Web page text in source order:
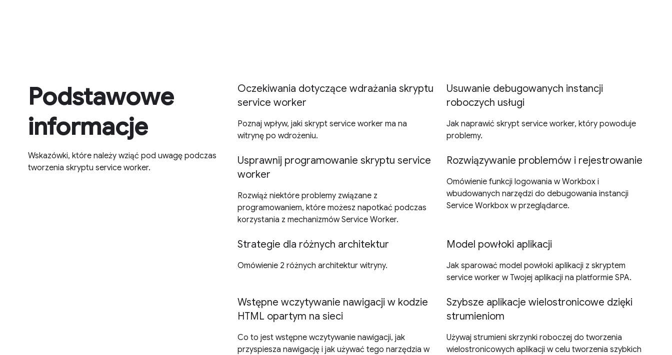
Podstawowe
informacje
Wskazówki, które należy wziąć pod uwagę podczas
tworzenia skryptu service worker.
Oczekiwania dotyczące wdrażania skryptu
service worker
Poznaj wpływ, jaki skrypt service worker ma na
witrynę po wdrożeniu.
Usuwanie debugowanych instancji
roboczych usługi
Jak naprawić skrypt service worker, który powoduje
problemy.
Usprawnij programowanie skryptu service
worker
Rozwiąż niektóre problemy związane z
programowaniem, które możesz napotkać podczas
korzystania z mechanizmów Service Worker.
Rozwiązywanie problemów i rejestrowanie
Omówienie funkcji logowania w Workbox i
wbudowanych narzędzi do debugowania instancji
Service Workbox w przeglądarce.
Strategie dla różnych architektur
Omówienie 2 różnych architektur witryny.
Model powłoki aplikacji
Jak sparować model powłoki aplikacji z skryptem
service worker w Twojej aplikacji na platformie SPA.
Wstępne wczytywanie nawigacji w kodzie
HTML opartym na sieci
Co to jest wstępne wczytywanie nawigacji, jak
przyspiesza nawigację i jak używać tego narzędzia w
Szybsze aplikacje wielostronicowe dzięki
strumieniom
Używaj strumieni skrzynki roboczej do tworzenia
wielostronicowych aplikacji w celu tworzenia szybkich